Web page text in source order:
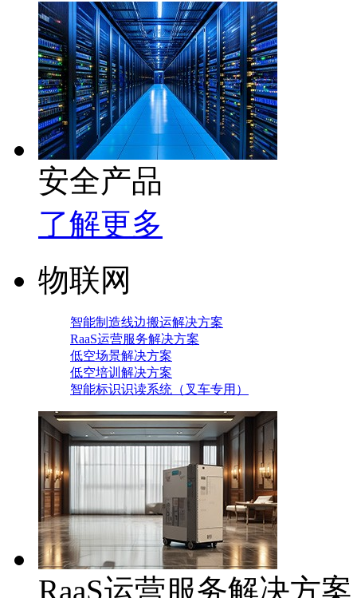
安全产品
了解更多
物联网
智能制造线边搬运解决方案
RaaS运营服务解决方案
低空场景解决方案
低空培训解决方案
智能标识识读系统（叉车专用）
RaaS运营服务解决方案